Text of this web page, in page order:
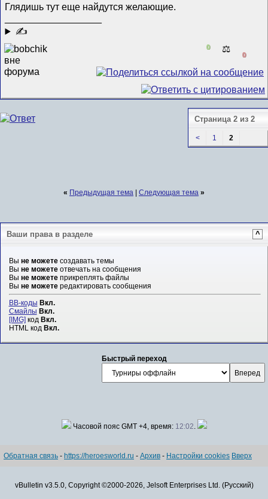
Глядишь тут еще найдутся желающие.
✍
0 ⚖️
0
Страница 2 из 2
< 1 2
« Предыдущая тема Следующая тема »
Ваши права в разделе ^
Вы не можетесоздавать темы
Вы не можетеотвечать на сообщения
Вы не можетеприкреплять файлы
Вы не можетередактировать сообщения
BB-коды Вкл.
Смайлы Вкл.
[IMG]код Вкл.
HTML код Вкл.
Быстрый переход
Часовой пояс GMT +4, время: 12:02.
Обратная связь - https://heroesworld.ru - Архив - Настройки cookies Вверх
vBulletin v3.5.0, Copyright ©2000-2026, Jelsoft Enterprises Ltd. (Русский)